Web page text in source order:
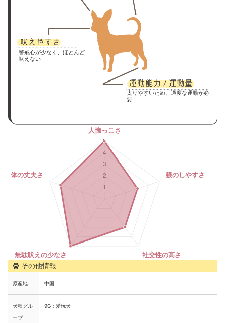
警戒心が少なく、ほとんど
吠えない
太りやすいため、適度な運動が必
要
その他情報
原産地 中国
犬種グル
ープ
9G：愛玩犬